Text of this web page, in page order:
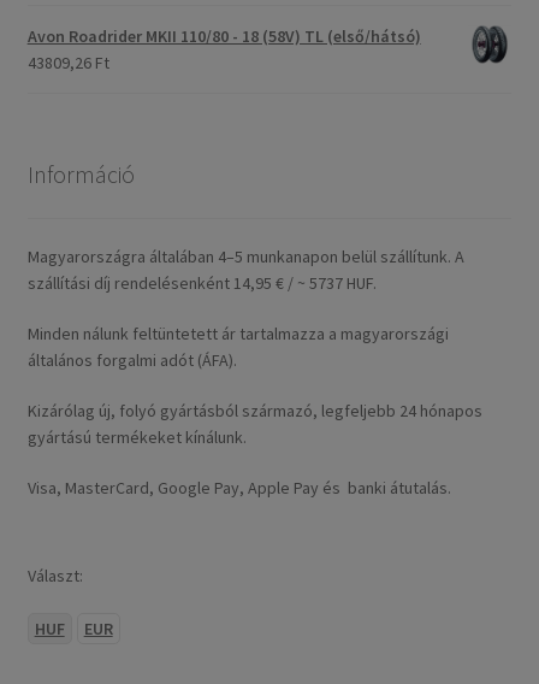
Avon Roadrider MKII 110/80 - 18 (58V) TL (első/hátsó)
43809,26 Ft
Információ
Magyarországra általában 4–5 munkanapon belül szállítunk. A
szállítási díj rendelésenként 14,95 € / ~ 5737 HUF.
Minden nálunk feltüntetett ár tartalmazza a magyarországi
általános forgalmi adót (ÁFA).
Kizárólag új, folyó gyártásból származó, legfeljebb 24 hónapos
gyártású termékeket kínálunk.
Visa, MasterCard, Google Pay, Apple Pay és banki átutalás.
Választ:
HUF EUR